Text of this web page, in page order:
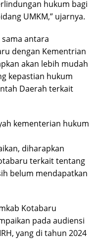
hukum bagi
UMKM,” ujarnya.
antara
dengan Kementrian
akan lebih mudah
kepastian hukum
Daerah terkait
kementerian hukum
diharapkan
terkait tentang
belum mendapatkan
Kotabaru
pada audiensi
yang di tahun 2024